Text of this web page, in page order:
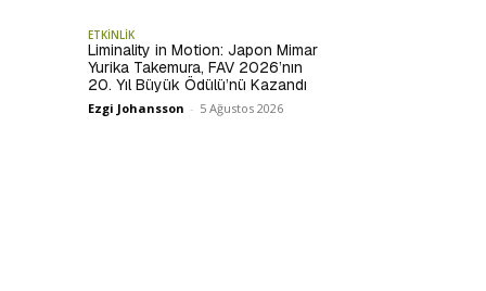
ETKİNLİK
Liminality in Motion: Japon Mimar
Yurika Takemura, FAV 2026’nın
20. Yıl Büyük Ödülü’nü Kazandı
Ezgi Johansson - 5 Ağustos 2026